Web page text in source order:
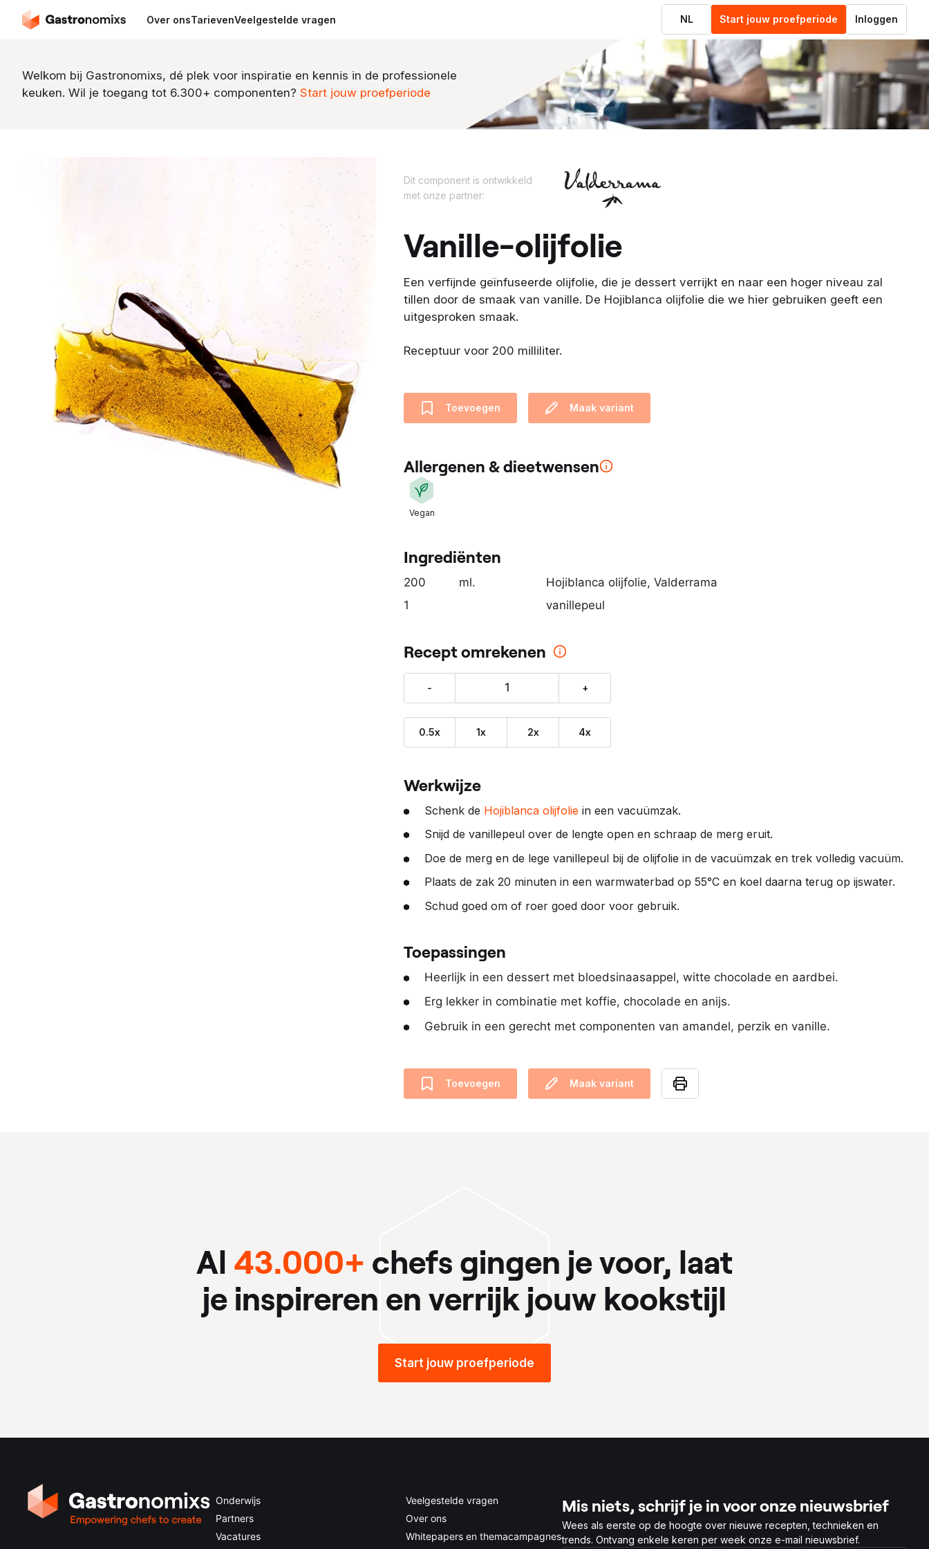
Over onsTarievenVeelgestelde vragen NL Start jouw proefperiode Inloggen
Welkom bij Gastronomixs, dé plek voor inspiratie en kennis in de professionele
keuken. Wil je toegang tot 6.300+ componenten? Start jouw proefperiode
Dit component is ontwikkeld
met onze partner:
i
o
m
o
n
s
n
i
m
e
n
p
a
vanille-olijfolie
Een verfijnde geïnfuseerde olijfolie, die je dessert verrijkt en naar een hoger niveau zal
tillen door de smaak van vanille. De Hojiblanca olijfolie die we hier gebruiken geeft een
uitgesproken smaak.
Receptuur voor 200 milliliter.
Toevoegen Maak variant
Allergenen & dieetwensen
Vegan
Ingrediënten
200 ml.
Hojiblanca olijfolie, Valderrama
1
vanillepeul
Recept omrekenen
- +
0.5x 1x 2x 4x
Werkwijze
Schenk de Hojiblanca olijfolie in een vacuümzak.
Snijd de vanillepeul over de lengte open en schraap de merg eruit.
Doe de merg en de lege vanillepeul bij de olijfolie in de vacuümzak en trek volledig vacuüm.
Plaats de zak 20 minuten in een warmwaterbad op 55°C en koel daarna terug op ijswater.
Schud goed om of roer goed door voor gebruik.
Toepassingen
Heerlijk in een dessert met bloedsinaasappel, witte chocolade en aardbei.
Erg lekker in combinatie met koffie, chocolade en anijs.
Gebruik in een gerecht met componenten van amandel, perzik en vanille.
Toevoegen Maak variant
Al 43.000+ chefs gingen je voor, laat
je inspireren en verrijk jouw kookstijl
Start jouw proefperiode
Onderwijs
Partners
Vacatures
Veelgestelde vragen
Over ons
Whitepapers en themacampagnes
Mis niets, schrijf je in voor onze nieuwsbrief
Wees als eerste op de hoogte over nieuwe recepten, technieken en
trends. Ontvang enkele keren per week onze e-mail nieuwsbrief.